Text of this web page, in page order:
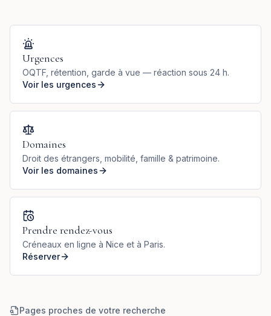
Urgences
OQTF, rétention, garde à vue — réaction sous 24 h.
Voir les urgences
Domaines
Droit des étrangers, mobilité, famille & patrimoine.
Voir les domaines
Prendre rendez-vous
Créneaux en ligne à Nice et à Paris.
Réserver
Pages proches de votre recherche